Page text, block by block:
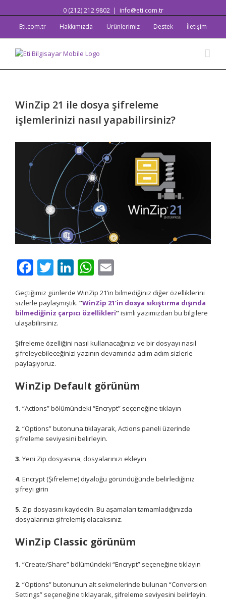
0 (212) 212 9802 | info@eti.com.tr
Eti.com.tr
Hakkımızda Ürünlerimiz Destek İletişim
WinZip 21 ile dosya şifreleme
işlemlerinizi nasıl yapabilirsiniz?
Larger
Image
Facebook
Twitter
LinkedIn
WhatsApp
Geçtiğimiz günlerde WinZip 21’in bilmediğiniz diğer özelliklerini
sizlerle paylaşmıştık. “WinZip 21’in dosya sıkıştırma dışında
bilmediğiniz çarpıcı özellikleri”isimli yazımızdan bu bilgilere
ulaşabilirsiniz.
Şifreleme özelliğini nasıl kullanacağınızı ve bir dosyayı nasıl
şifreleyebileceğinizi yazının devamında adım adım sizlerle
paylaşıyoruz.
WinZip Default görünüm
1. “Actions” bölümündeki “Encrypt” seçeneğine tıklayın
2. “Options” butonuna tıklayarak, Actions paneli üzerinde
şifreleme seviyesini belirleyin.
3. Yeni Zip dosyasına, dosyalarınızı ekleyin
4. Encrypt (Şifreleme) diyaloğu göründüğünde belirlediğiniz
şifreyi girin
5. Zip dosyasını kaydedin. Bu aşamaları tamamladığınızda
dosyalarınızı şifrelemiş olacaksınız.
WinZip Classic görünüm
1. “Create/Share” bölümündeki “Encrypt” seçeneğine tıklayın
2. “Options” butonunun alt sekmelerinde bulunan “Conversion
Settings” seçeneğine tıklayarak, şifreleme seviyesini belirleyin.